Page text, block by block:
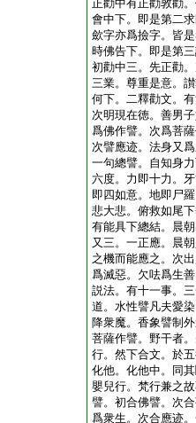
正勸中有正勸敦勸
會中下。即是第二
歛字亦爲撿字。皆
時佛告下。即是第
初勸中三。先正勸
三業。尊重是意。
何下。二釋勸文。
次明現在徳。善男
爲佛作譬。次爲菩
次譬應迹。法身又
一句總譬。自知身
六度。力即十力。
即四如意。地即尸
悲大悲。俯救如尾
有能具下總結。晨
又三。一正應。晨
之機而能應之。次
爲滅惡。欠呿爲生
説法。有十一事。
道。水性譬凡夫愛
降衆魔。香象譬制
菩薩作譬。野干者
行。然下合文。於
化他。化他中。同
嬰兒行。梵行兼之
譬。初合佛譬。次
爲衆生。次合應迹